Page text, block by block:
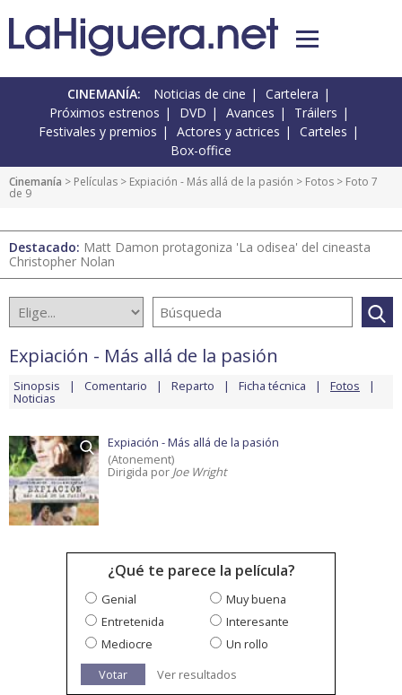
CINEMANÍA: Noticias de cine
Cartelera
Próximos estrenos
DVD Avances
Tráilers
Festivales y premios
Actores y actrices
Carteles
Box-office
Cinemanía > Películas > Expiación - Más allá de la pasión > Fotos > Foto 7
de 9
Destacado: Matt Damon protagoniza 'La odisea' del cineasta
Christopher Nolan
Expiación - Más allá de la pasión
Sinopsis Comentario Reparto Ficha técnica Fotos
Noticias
Expiación - Más allá de la pasión
(Atonement)
Dirigida por Joe Wright
¿Qué te parece la película?
Genial
Muy buena
Entretenida
Interesante
Mediocre
Un rollo
Votar
Ver resultados